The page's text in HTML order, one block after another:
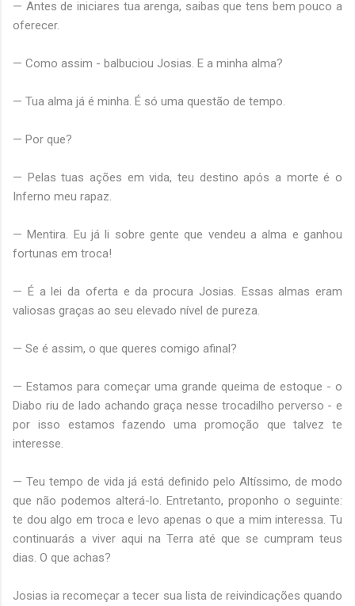
— Antes de iniciares tua arenga, saibas que tens bem pouco a
oferecer.
— Como assim - balbuciou Josias. E a minha alma?
— Tua alma já é minha. É só uma questão de tempo.
— Por que?
— Pelas tuas ações em vida, teu destino após a morte é o
Inferno meu rapaz.
— Mentira. Eu já li sobre gente que vendeu a alma e ganhou
fortunas em troca!
— É a lei da oferta e da procura Josias. Essas almas eram
valiosas graças ao seu elevado nível de pureza.
— Se é assim, o que queres comigo afinal?
— Estamos para começar uma grande queima de estoque - o
Diabo riu de lado achando graça nesse trocadilho perverso - e
por isso estamos fazendo uma promoção que talvez te
interesse.
— Teu tempo de vida já está definido pelo Altíssimo, de modo
que não podemos alterá-lo. Entretanto, proponho o seguinte:
te dou algo em troca e levo apenas o que a mim interessa. Tu
continuarás a viver aqui na Terra até que se cumpram teus
dias. O que achas?
Josias ia recomeçar a tecer sua lista de reivindicações quando